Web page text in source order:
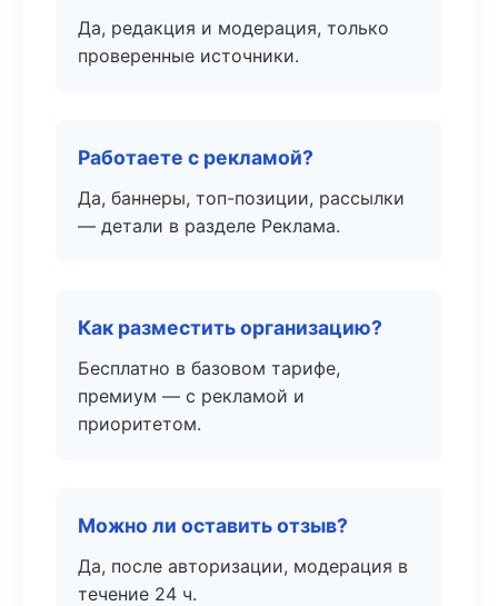
Да, редакция и модерация, только
проверенные источники.
Работаете с рекламой?
Да, баннеры, топ-позиции, рассылки
— детали в разделе Реклама.
Как разместить организацию?
Бесплатно в базовом тарифе,
премиум — с рекламой и
приоритетом.
Можно ли оставить отзыв?
Да, после авторизации, модерация в
течение 24 ч.